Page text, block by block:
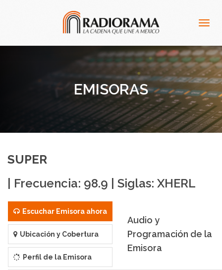
EMISORAS
SUPER
| Frecuencia: 98.9 | Siglas: XHERL
Escuchar Emisora ahora
Ubicación y Cobertura
Perfil de la Emisora
Audio y
Programación de la
Emisora